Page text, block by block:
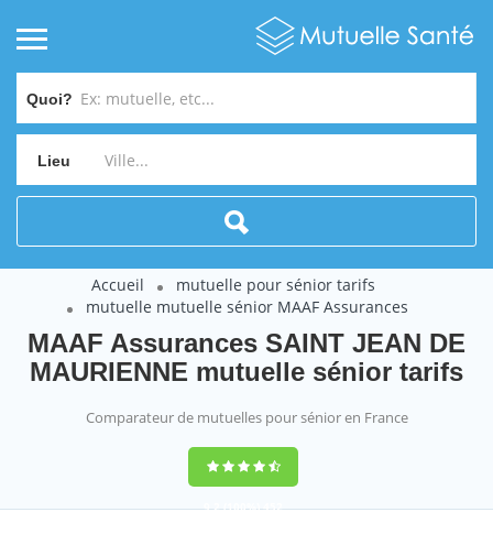
Quoi?
Lieu
Accueil
mutuelle pour sénior tarifs
mutuelle mutuelle sénior MAAF Assurances
MAAF Assurances SAINT JEAN DE
MAURIENNE mutuelle sénior tarifs
Comparateur de mutuelles pour sénior en France
9,2(100%)452